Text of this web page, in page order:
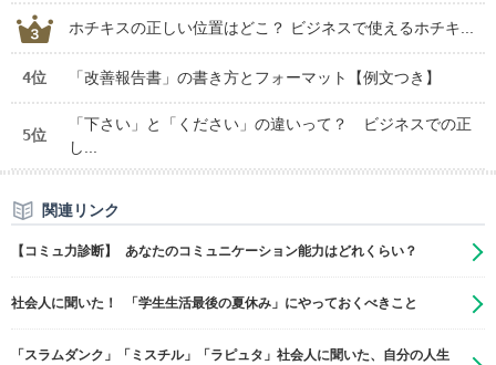
ホチキスの正しい位置はどこ？ ビジネスで使えるホチキ...
4位 「改善報告書」の書き方とフォーマット【例文つき】
5位
「下さい」と「ください」の違いって？ ビジネスでの正
し...
関連リンク
【コミュ力診断】 あなたのコミュニケーション能力はどれくらい？
社会人に聞いた！ 「学生生活最後の夏休み」にやっておくべきこと
「スラムダンク」「ミスチル」「ラピュタ」社会人に聞いた、自分の人生